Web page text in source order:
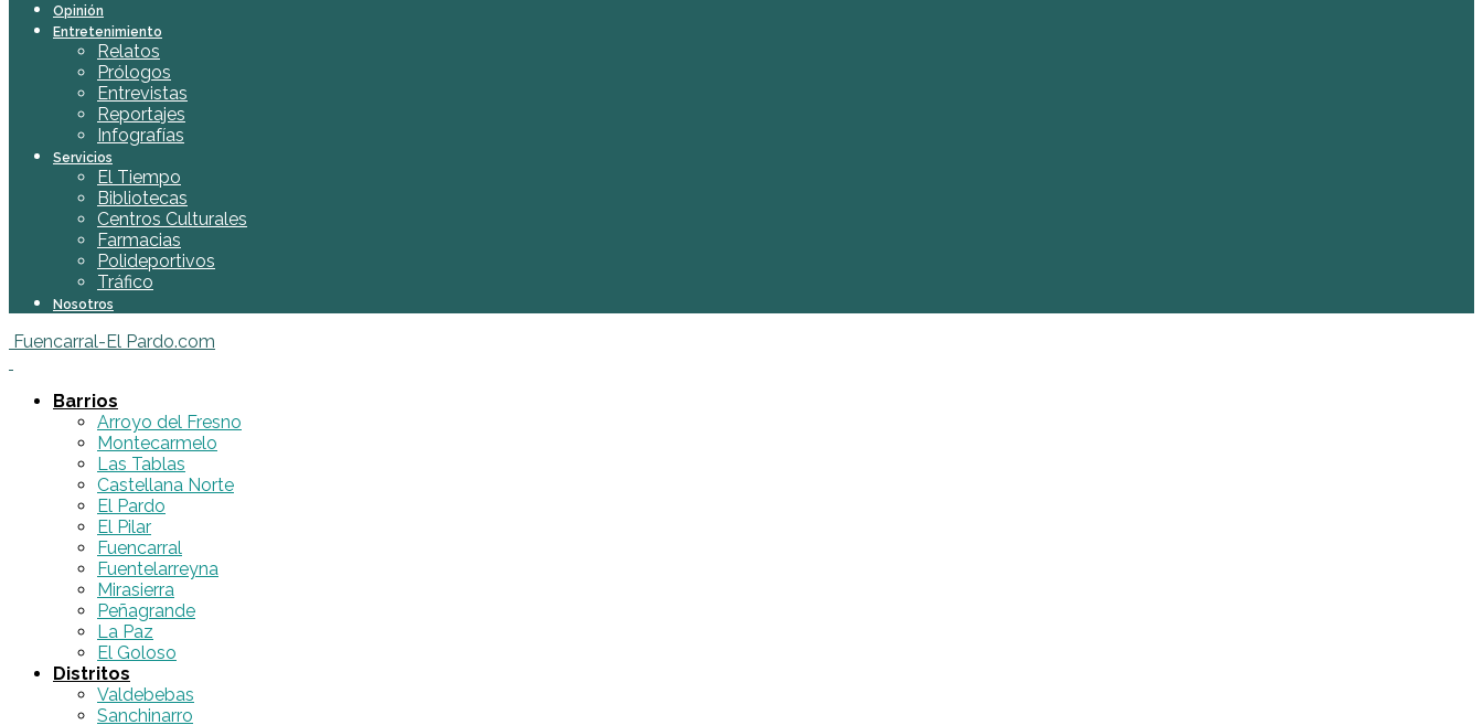
Opinión
Entretenimiento
Relatos
Prólogos
Entrevistas
Reportajes
Infografías
Servicios
El Tiempo
Bibliotecas
Centros Culturales
Farmacias
Polideportivos
Tráfico
Nosotros
Fuencarral-El Pardo.com
Barrios
Arroyo del Fresno
Montecarmelo
Las Tablas
Castellana Norte
El Pardo
El Pilar
Fuencarral
Fuentelarreyna
Mirasierra
Peñagrande
La Paz
El Goloso
Distritos
Valdebebas
Sanchinarro